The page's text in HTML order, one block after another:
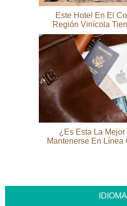
Este Hotel En El
Región Vinícola
Puro Del Valle
¿Es Esta La
Mantenerse En Línea